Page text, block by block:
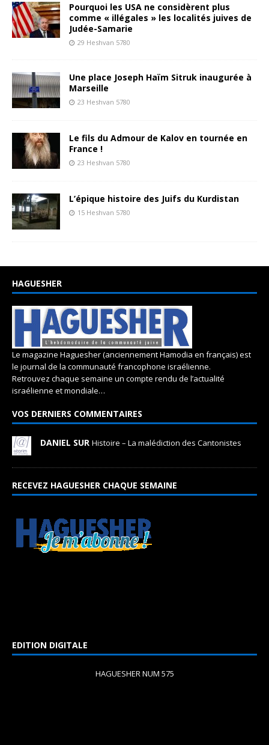
Pourquoi les USA ne considèrent plus
comme « illégales » les localités juives de
Judée-Samarie
29 Heshvan 5780
Une place Joseph Haïm Sitruk inaugurée à
Marseille
23 Heshvan 5780
Le fils du Admour de Kalov en tournée en
France !
23 Heshvan 5780
L’épique histoire des Juifs du Kurdistan
15 Heshvan 5780
HAGUESHER
Le magazine Haguesher (anciennement Hamodia en français) est
le journal de la communauté francophone israélienne.
Retrouvez chaque semaine un compte rendu de l’actualité
israélienne et mondiale…
VOS DERNIERS COMMENTAIRES
DANIEL SUR Histoire – La malédiction des Cantonistes
RECEVEZ HAGUESHER CHAQUE SEMAINE
EDITION DIGITALE
HAGUESHER NUM 575